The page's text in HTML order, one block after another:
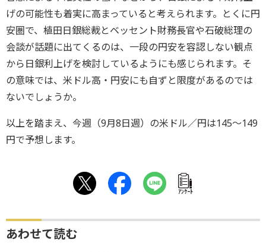
げの可能性も着実に高まっていると考えられます。とくに円
安圏で、植田日銀総裁とベッセント財務長官や石破総理の
会談が話題に出てくるのは、一段の円安を容認しない観点
から日銀利上げを検討しているようにも感じられます。そ
の意味では、米ドル高・円安にも自ずと限度があるのでは
ないでしょうか。
以上を踏まえ、今週（9月8日週）の米ドル／円は145～149
円で予想します。
ｱﾝｹｰﾄ
あわせて読む